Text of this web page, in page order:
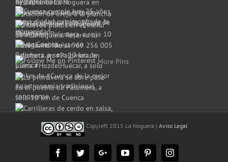
More Pins
Copyleft 2015 La Noguera | Aviso Legal
FacebookTwitterGoogle+YouTubePinterestInstagram